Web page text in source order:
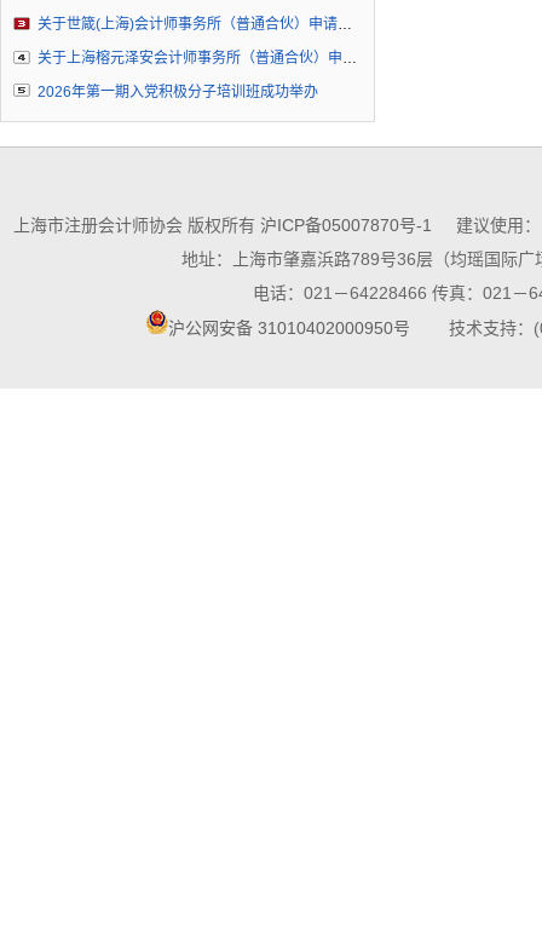
关于世箴(上海)会计师事务所（普通合伙）申请执业许可的公示
关于上海榕元泽安会计师事务所（普通合伙）申请执业许可的公示
2026年第一期入党积极分子培训班成功举办
上海市注册会计师协会 版权所有 沪ICP备05007870号-1
建议使用：
地址：上海市肇嘉浜路789号36层（均瑶国际广
电话：021－64228466 传真：021－
沪公网安备 31010402000950号 技术支持：